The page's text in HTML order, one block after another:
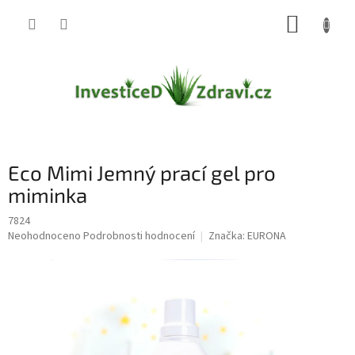
Eco Mimi Jemný prací gel pro
miminka
7824
Průměrné
Neohodnoceno Podrobnosti hodnocení Značka: EURONA